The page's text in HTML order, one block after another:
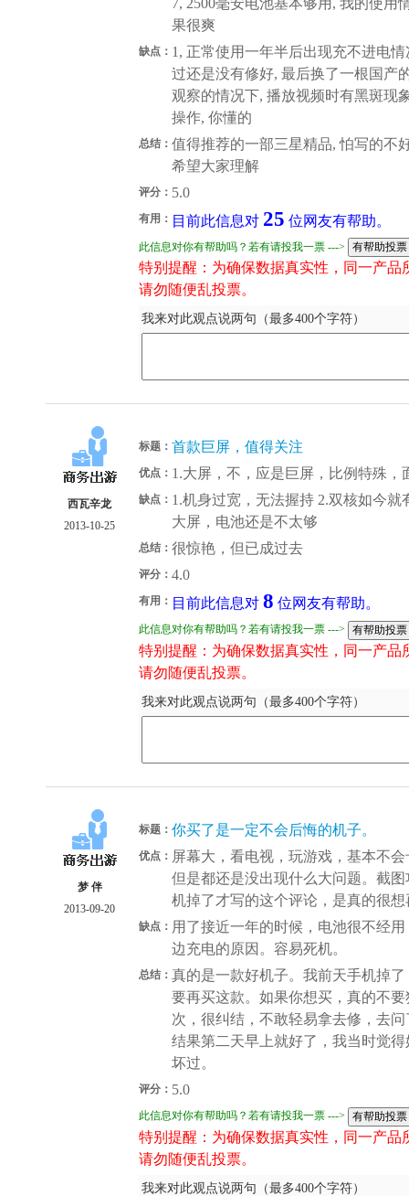
果很爽
缺点： 1, 正常使用一年半后出现充不进电
过还是没有修好, 最后换了一根国产
观察的情况下, 播放视频时有黑斑现
操作, 你懂的
总结： 值得推荐的一部三星精品, 怕写的不
希望大家理解
评分： 5.0
有用： 目前此信息对 25 位网友有帮助。
此信息对你有帮助吗？若有请投我一票 --->
特别提醒：为确保数据真实性，同一产
请勿随便乱投票。
我来对此观点说两句（最多400个字符）
西瓦辛龙
2013-10-25
标题： 首款巨屏，值得关注
优点： 1.大屏，不，应是巨屏，比例特殊
缺点： 1.机身过宽，无法握持 2.双核如今
大屏，电池还是不太够
总结： 很惊艳，但已成过去
评分： 4.0
有用： 目前此信息对 8 位网友有帮助。
此信息对你有帮助吗？若有请投我一票 --->
特别提醒：为确保数据真实性，同一产
请勿随便乱投票。
我来对此观点说两句（最多400个字符）
梦 伴
2013-09-20
标题： 你买了是一定不会后悔的机子。
优点： 屏幕大，看电视，玩游戏，基本不
但是都还是没出现什么大问题。截
机掉了才写的这个评论，是真的很
缺点： 用了接近一年的时候，电池很不经
边充电的原因。容易死机。
总结： 真的是一款好机子。我前天手机掉
要再买这款。如果你想买，真的不
次，很纠结，不敢轻易拿去修，去
结果第二天早上就好了，我当时觉
坏过。
评分： 5.0
此信息对你有帮助吗？若有请投我一票 --->
特别提醒：为确保数据真实性，同一产
请勿随便乱投票。
我来对此观点说两句（最多400个字符）